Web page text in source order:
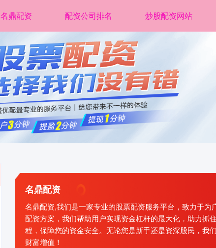
名鼎配资 配资公司排名 炒股配资网站
名鼎配资
名鼎配资,我们是一家专业的股票配资服务平台，致力于
配资方案，我们帮助用户实现资金杠杆的最大化，助力抓
程，保障您的资金安全。无论您是新手还是资深股民，我
财富增值！